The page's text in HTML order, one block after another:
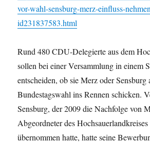
vor-wahl-sensburg-merz-einfluss-
id231837583.html
Rund 480 CDU-Delegierte aus dem
sollen bei einer Versammlung in einem
entscheiden, ob sie Merz oder
Bundestagswahl ins Rennen schicken.
Sensburg, der 2009 die Nachfolge von
Abgeordneter des
übernommen hatte, hatte seine